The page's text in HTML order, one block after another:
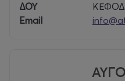
ΔΟΥ
Email